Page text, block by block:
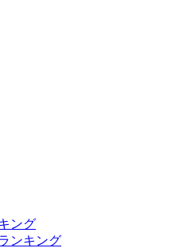
ング
ンキング